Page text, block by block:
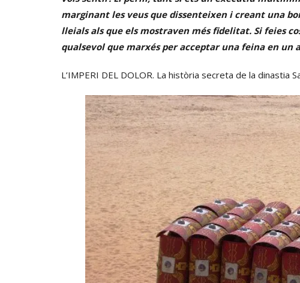
marginant les veus que dissenteixen i creant una
lleials als que els mostraven més fidelitat. Si feies
qualsevol que marxés per acceptar una feina en
L’IMPERI DEL DOLOR. La història secreta de la dinastia